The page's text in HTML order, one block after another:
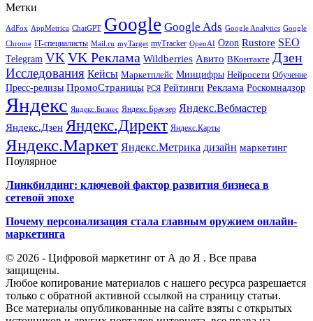
Метки
AdFox AppMetrica ChatGPT Google Google Ads Google Analytics Google
Chrome IT-специалисты Mail.ru myTarget myTracker OpenAI Ozon Rustore SEO
Telegram VK VK Реклама Wildberries Авито ВКонтакте Дзен
Исследования Кейсы Маркетплейс Минцифры Нейросети Обучение
Пресс-релизы ПромоСтраницы РСЯ Рейтинги Реклама Роскомнадзор
Яндекс Яндекс.Бизнес Яндекс.Браузер Яндекс.Вебмастер
Яндекс.Дзен Яндекс.Директ Яндекс.Карты
Яндекс.Маркет Яндекс.Метрика дизайн маркетинг
Поулярное
Линкбилдинг: ключевой фактор развития бизнеса в
сетевой эпохе
Почему персонализация стала главным оружием онлайн-
маркетинга
© 2026 - Цифровой маркетинг от А до Я . Все права
защищены.
Любое копирование материалов с нашего ресурса разрешается
только с обратной активной ссылкой на страницу статьи.
Все материалы опубликованные на сайте взяты с открытых